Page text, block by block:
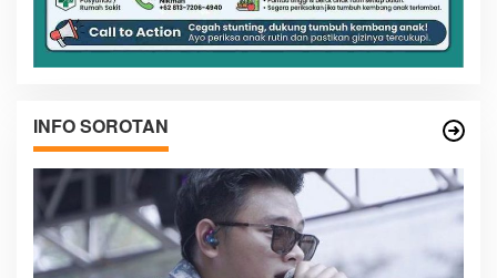
INFO SOROTAN